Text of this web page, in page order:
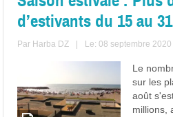
d’estivants du 15 au
Par Harba DZ Le: 08 septembre 2020
Le
sur les
août
millions,